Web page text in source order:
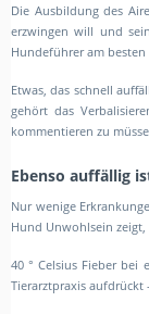
Die Ausbildung des
erzwingen will und
Hundeführer am
Etwas, das schnell
gehört das
kommentieren zu
Ebenso auffällig
Nur wenige
Hund Unwohlsein
40 ° Celsius Fieber
Tierarztpraxis aufdrückt